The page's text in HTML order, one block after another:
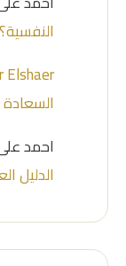
Elshaer
احمد
الدليل